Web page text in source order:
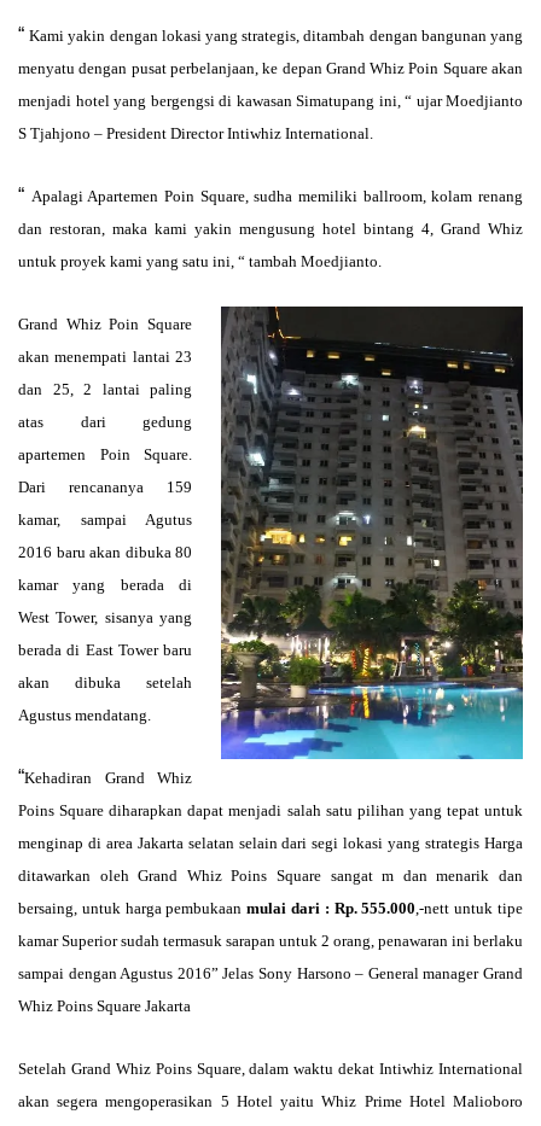
“Kami yakin dengan lokasi yang strategis, ditambah dengan bangunan yang
menyatu dengan pusat perbelanjaan, ke depan Grand Whiz Poin Square akan
menjadi hotel yang bergengsi di kawasan Simatupang ini, “ ujarMoedjianto
S Tjahjono – President Director Intiwhiz International.
“ Apalagi Apartemen Poin Square, sudha memiliki ballroom, kolam renang
dan restoran, maka kami yakin mengusung hotel bintang 4, Grand Whiz
untuk proyek kami yang satu ini, “ tambah Moedjianto.
Grand Whiz Poin Square
akan menempati lantai 23
dan 25, 2 lantai paling
atas dari gedung
apartemen Poin Square.
Dari rencananya 159
kamar, sampai Agutus
2016 baru akan dibuka 80
kamar yang berada di
West Tower, sisanya yang
berada di East Tower baru
akan dibuka setelah
Agustus mendatang.
“Kehadiran Grand Whiz
Poins Square diharapkan dapat menjadi salah satu pilihan yang tepat untuk
menginap di area Jakarta selatan selain dari segi lokasi yang strategis Harga
ditawarkan oleh Grand Whiz Poins Square sangat m dan menarik dan
bersaing, untuk harga pembukaanmulai dari : Rp. 555.000,-nett untuk tipe
kamar Superior sudah termasuk sarapan untuk 2 orang, penawaran ini berlaku
sampai dengan Agustus 2016” Jelas Sony Harsono – General manager Grand
Whiz Poins Square Jakarta
Setelah Grand Whiz Poins Square, dalam waktu dekat Intiwhiz International
akan segera mengoperasikan 5 Hotel yaitu Whiz Prime Hotel Malioboro